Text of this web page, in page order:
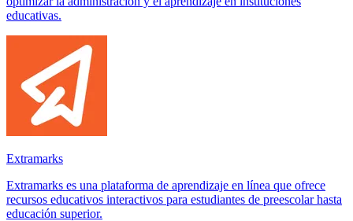
educativas.
Extramarks
Extramarks es una plataforma de aprendizaje en línea que ofrece
recursos educativos interactivos para estudiantes de preescolar hasta
educación superior.